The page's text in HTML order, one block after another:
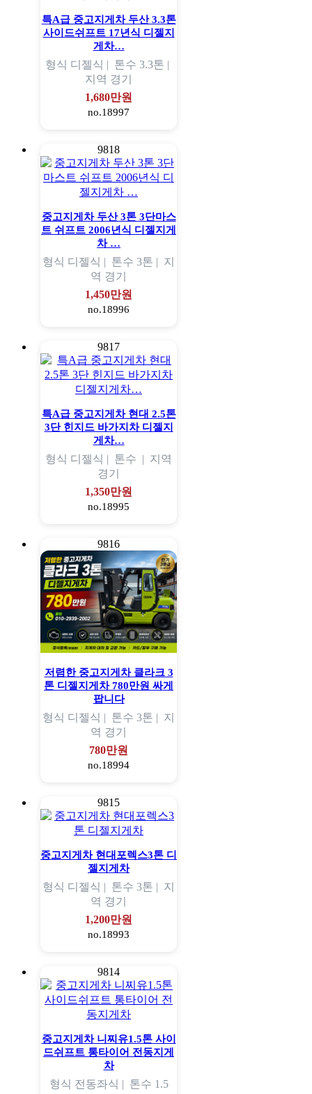
특A급 중고지게차 두산 3.3톤
사이드쉬프트 17년식 디젤지
게차…
형식 디젤식 | 톤수 3.3톤 |
지역 경기
1,680만원
no.18997
9818
중고지게차 두산 3톤 3단마스
트 쉬프트 2006년식 디젤지게
차 …
형식 디젤식 | 톤수 3톤 | 지
역 경기
1,450만원
no.18996
9817
특A급 중고지게차 현대 2.5톤
3단 힌지드 바가지차 디젤지
게차…
형식 디젤식 | 톤수 | 지역
경기
1,350만원
no.18995
9816
저렴한 중고지게차 클라크 3
톤 디젤지게차 780만원 싸게
팝니다
형식 디젤식 | 톤수 3톤 | 지
역 경기
780만원
no.18994
9815
중고지게차 현대포렉스3톤 디
젤지게차
형식 디젤식 | 톤수 3톤 | 지
역 경기
1,200만원
no.18993
9814
중고지게차 니찌유1.5톤 사이
드쉬프트 통타이어 전동지게
차
형식 전동좌식 | 톤수 1.5